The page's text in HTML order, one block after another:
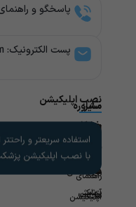
پاسخگو و راهنمای شما:
پست الکترونیک: info@pezeshket.com​
مشاوره
پزشکی
تخصص
های
پزشکی
سایر
خدمات
مشاوره
روانشناسی
آزمایش
راهنمای
کاربران
راهنمای
اپلیکیشن
لینک
های
مفید
مجله
نصب اپلیکیشن